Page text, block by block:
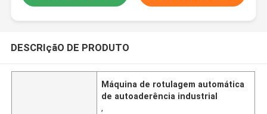
DESCRIçãO DE PRODUTO
Máquina de rotulagem automática
de autoaderência industrial
,